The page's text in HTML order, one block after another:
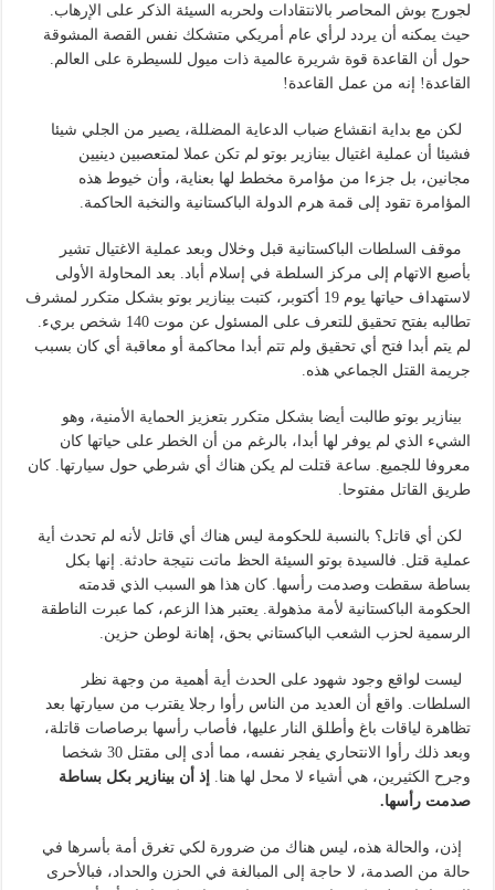
لجورج بوش المحاصر بالانتقادات ولحربه السيئة الذكر على الإرهاب.
حيث يمكنه أن يردد لرأي عام أمريكي متشكك نفس القصة المشوقة
حول أن القاعدة قوة شريرة عالمية ذات ميول للسيطرة على العالم.
القاعدة! إنه من عمل القاعدة!
لكن مع بداية انقشاع ضباب الدعاية المضللة، يصير من الجلي شيئا
فشيئا أن عملية اغتيال بينازير بوتو لم تكن عملا لمتعصبين دينيين
مجانين، بل جزءا من مؤامرة مخطط لها بعناية، وأن خيوط هذه
المؤامرة تقود إلى قمة هرم الدولة الباكستانية والنخبة الحاكمة.
موقف السلطات الباكستانية قبل وخلال وبعد عملية الاغتيال تشير
بأصبع الاتهام إلى مركز السلطة في إسلام أباد. بعد المحاولة الأولى
لاستهداف حياتها يوم 19 أكتوبر، كتبت بينازير بوتو بشكل متكرر لمشرف
تطالبه بفتح تحقيق للتعرف على المسئول عن موت 140 شخص بريء.
لم يتم أبدا فتح أي تحقيق ولم تتم أبدا محاكمة أو معاقبة أي كان بسبب
جريمة القتل الجماعي هذه.
بينازير بوتو طالبت أيضا بشكل متكرر بتعزيز الحماية الأمنية، وهو
الشيء الذي لم يوفر لها أبدا، بالرغم من أن الخطر على حياتها كان
معروفا للجميع. ساعة قتلت لم يكن هناك أي شرطي حول سيارتها. كان
طريق القاتل مفتوحا.
لكن أي قاتل؟ بالنسبة للحكومة ليس هناك أي قاتل لأنه لم تحدث أية
عملية قتل. فالسيدة بوتو السيئة الحظ ماتت نتيجة حادثة. إنها بكل
بساطة سقطت وصدمت رأسها. كان هذا هو السبب الذي قدمته
الحكومة الباكستانية لأمة مذهولة. يعتبر هذا الزعم، كما عبرت الناطقة
الرسمية لحزب الشعب الباكستاني بحق، إهانة لوطن حزين.
ليست لواقع وجود شهود على الحدث أية أهمية من وجهة نظر
السلطات. واقع أن العديد من الناس رأوا رجلا يقترب من سيارتها بعد
تظاهرة لياقات باغ وأطلق النار عليها، فأصاب رأسها برصاصات قاتلة،
وبعد ذلك رأوا الانتحاري يفجر نفسه، مما أدى إلى مقتل 30 شخصا
وجرح الكثيرين، هي أشياء لا محل لها هنا.
إذ أن بينازير بكل بساطة
صدمت رأسها.
إذن، والحالة هذه، ليس هناك من ضرورة لكي تغرق أمة بأسرها في
حالة من الصدمة، لا حاجة إلى المبالغة في الحزن والحداد، فبالأحرى